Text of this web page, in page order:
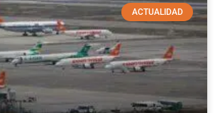
ACTUALIDAD